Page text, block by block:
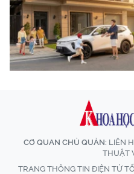
CƠ QUAN CHỦ QUẢN: LIÊN
THUẬT
TRANG THÔNG TIN ĐIỆN TỬ